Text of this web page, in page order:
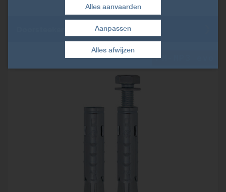
Doorsteekanker optie 7 - Rvs A4
FM-MP3 evo
Alles afwijzen
Alles aanvaarden
Toestemming intrekken
Aanpassen